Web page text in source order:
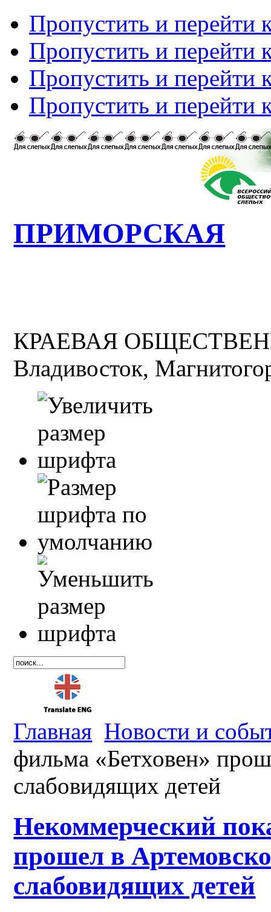
Пропустить и перейти
Пропустить и перейти
Пропустить и перейти
Пропустить и перейти
ПРИМОРСКАЯ
КРАЕВАЯ
Владивосток,
Главная Новости и
фильма «Бетховен»
слабовидящих детей
Некоммерческий
прошел в
слабовидящих детей